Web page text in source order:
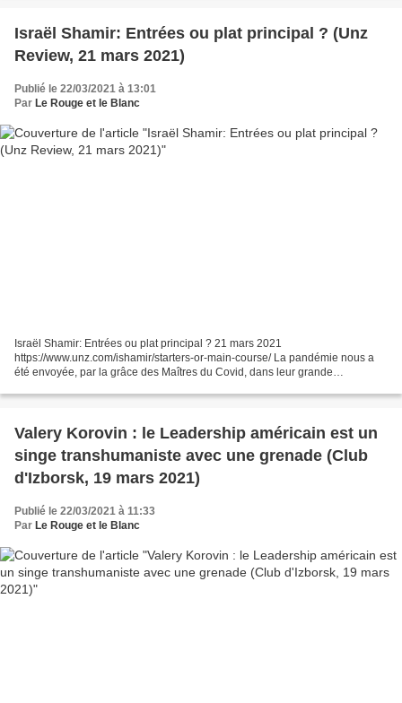
Israël Shamir: Entrées ou plat principal ? (Unz
Review, 21 mars 2021)
Publié le 22/03/2021 à 13:01
Par Le Rouge et le Blanc
Israël Shamir: Entrées ou plat principal ? 21 mars 2021
https://www.unz.com/ishamir/starters-or-main-course/ La pandémie nous a
été envoyée, par la grâce des Maîtres du Covid, dans leur grande
Valery Korovin : le Leadership américain est un
singe transhumaniste avec une grenade (Club
d'Izborsk, 19 mars 2021)
Publié le 22/03/2021 à 11:33
Par Le Rouge et le Blanc